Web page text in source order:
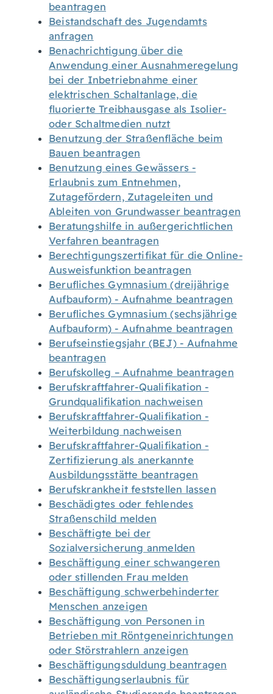
beantragen
Beistandschaft des Jugendamts
anfragen
Benachrichtigung über die
Anwendung einer Ausnahmeregelung
bei der Inbetriebnahme einer
elektrischen Schaltanlage, die
fluorierte Treibhausgase als Isolier-
oder Schaltmedien nutzt
Benutzung der Straßenfläche beim
Bauen beantragen
Benutzung eines Gewässers -
Erlaubnis zum Entnehmen,
Zutagefördern, Zutageleiten und
Ableiten von Grundwasser beantragen
Beratungshilfe in außergerichtlichen
Verfahren beantragen
Berechtigungszertifikat für die Online-
Ausweisfunktion beantragen
Berufliches Gymnasium (dreijährige
Aufbauform) - Aufnahme beantragen
Berufliches Gymnasium (sechsjährige
Aufbauform) - Aufnahme beantragen
Berufseinstiegsjahr (BEJ) - Aufnahme
beantragen
Berufskolleg – Aufnahme beantragen
Berufskraftfahrer-Qualifikation -
Grundqualifikation nachweisen
Berufskraftfahrer-Qualifikation -
Weiterbildung nachweisen
Berufskraftfahrer-Qualifikation -
Zertifizierung als anerkannte
Ausbildungsstätte beantragen
Berufskrankheit feststellen lassen
Beschädigtes oder fehlendes
Straßenschild melden
Beschäftigte bei der
Sozialversicherung anmelden
Beschäftigung einer schwangeren
oder stillenden Frau melden
Beschäftigung schwerbehinderter
Menschen anzeigen
Beschäftigung von Personen in
Betrieben mit Röntgeneinrichtungen
oder Störstrahlern anzeigen
Beschäftigungsduldung beantragen
Beschäftigungserlaubnis für